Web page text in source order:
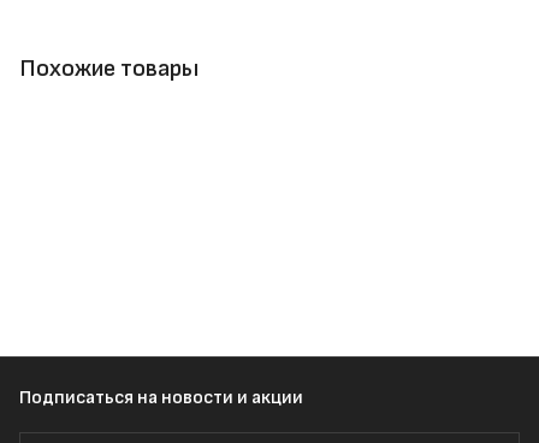
Похожие товары
Подписаться на новости и акции